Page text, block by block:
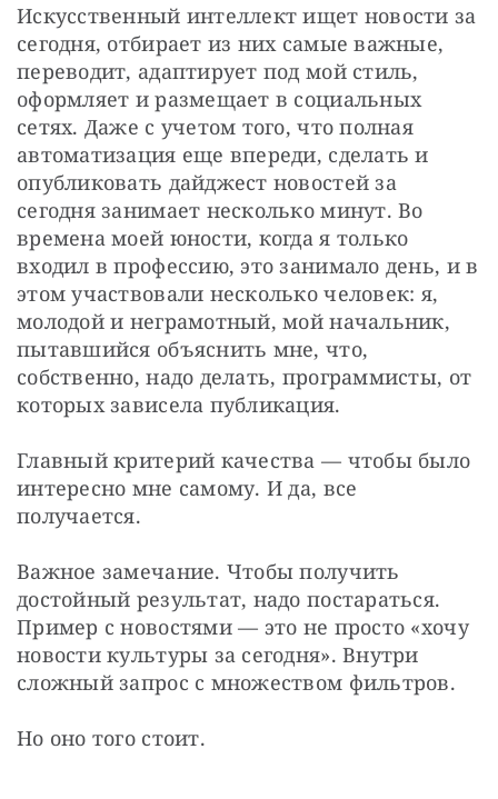
Искусственный интеллект ищет новости за
сегодня, отбирает из них самые важные,
переводит, адаптирует под мой стиль,
оформляет и размещает в социальных
сетях. Даже с учетом того, что полная
автоматизация еще впереди, сделать и
опубликовать дайджест новостей за
сегодня занимает несколько минут. Во
времена моей юности, когда я только
входил в профессию, это занимало день, и в
этом участвовали несколько человек: я,
молодой и неграмотный, мой начальник,
пытавшийся объяснить мне, что,
собственно, надо делать, программисты, от
которых зависела публикация.
Главный критерий качества — чтобы было
интересно мне самому. И да, все
получается.
Важное замечание. Чтобы получить
достойный результат, надо постараться.
Пример с новостями — это не просто «хочу
новости культуры за сегодня». Внутри
сложный запрос с множеством фильтров.
Но оно того стоит.